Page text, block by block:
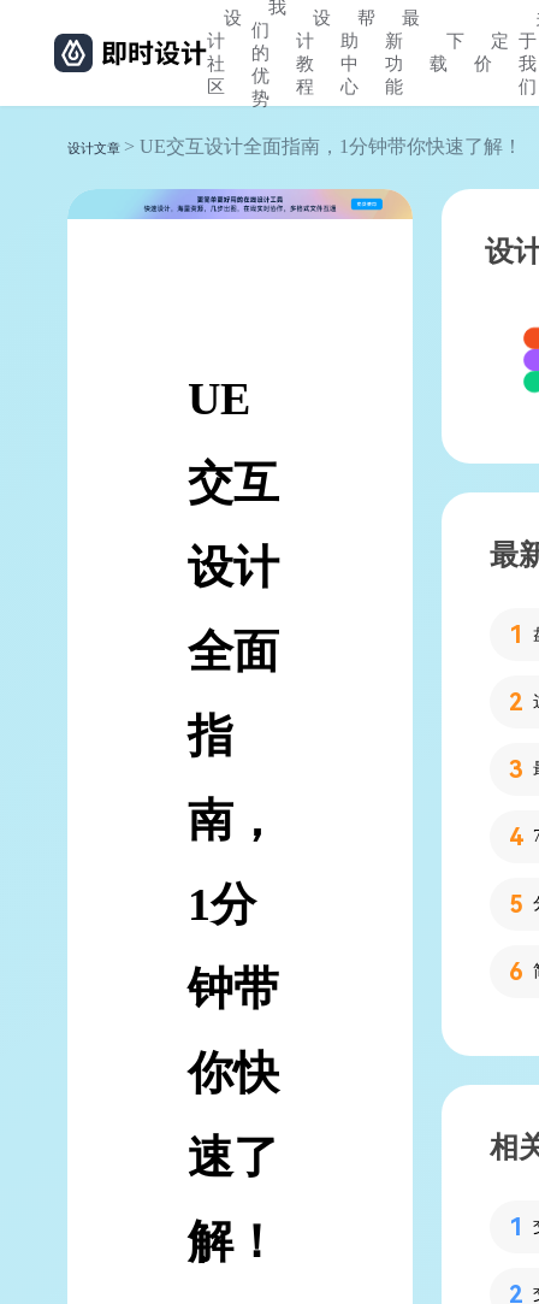
设
计
社
区
我
们
的
优
势
设
计
教
程
帮
助
中
心
最
新
功
能
下
载
定
价
于
我
们
设计文章 > UE交互设计全面指南，1分钟带你快速了解！
UE
交互
设计
全面
指
南，
1分
钟带
你快
速了
解！
设
最
相